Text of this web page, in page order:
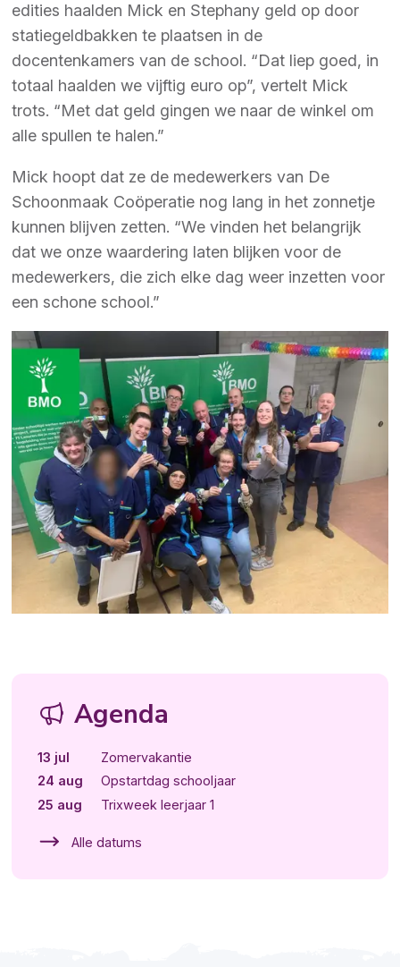
edities haalden Mick en Stephany geld op door
statiegeldbakken te plaatsen in de
docentenkamers van de school. “Dat liep goed, in
totaal haalden we vijftig euro op”, vertelt Mick
trots. “Met dat geld gingen we naar de winkel om
alle spullen te halen.”
Mick hoopt dat ze de medewerkers van De
Schoonmaak Coöperatie nog lang in het zonnetje
kunnen blijven zetten. “We vinden het belangrijk
dat we onze waardering laten blijken voor de
medewerkers, die zich elke dag weer inzetten voor
een schone school.”
Agenda
13 jul
Zomervakantie
24 aug
Opstartdag schooljaar
25 aug
Trixweek leerjaar 1
Alle datums